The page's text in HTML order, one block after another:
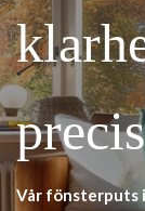
Vår fönsterputs i